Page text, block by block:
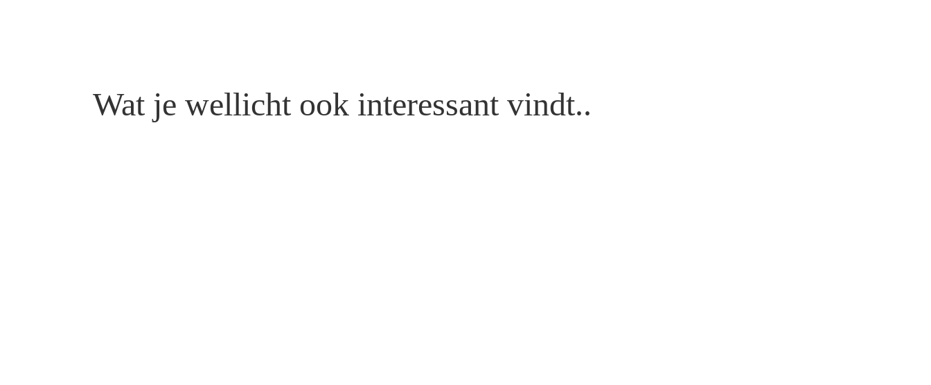
Wat je wellicht ook interessant vindt..